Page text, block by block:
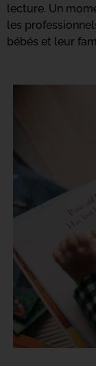
lecture. Un
les
bébés et leur